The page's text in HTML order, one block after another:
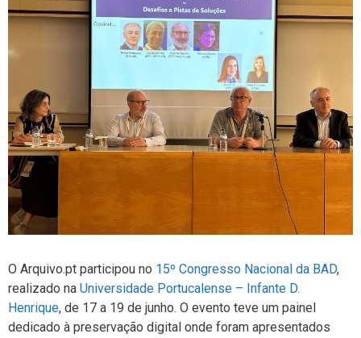
O Arquivo.pt participou no 15º Congresso Nacional da BAD,
realizado na Universidade Portucalense – Infante D.
Henrique, de 17 a 19 de junho. O evento teve um painel
dedicado à preservação digital onde foram apresentados